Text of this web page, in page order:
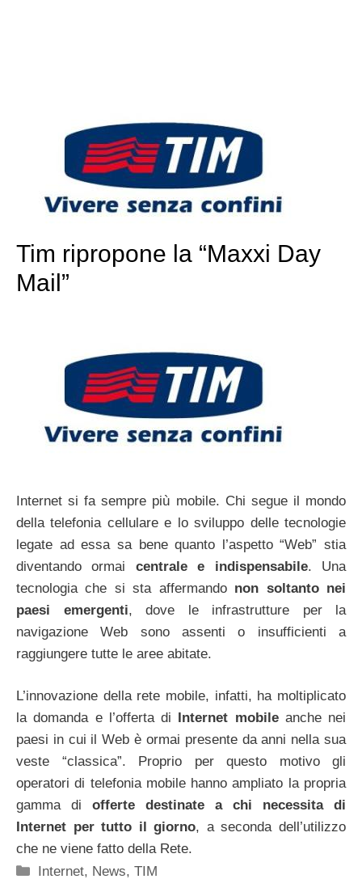
Tim ripropone la “Maxxi Day
Mail”
Internet si fa sempre più mobile. Chi segue il mondo
della telefonia cellulare e lo sviluppo delle tecnologie
legate ad essa sa bene quanto l’aspetto “Web” stia
diventando ormai centrale e indispensabile. Una
tecnologia che si sta affermando non soltanto nei
paesi emergenti, dove le infrastrutture per la
navigazione Web sono assenti o insufficienti a
raggiungere tutte le aree abitate.
L’innovazione della rete mobile, infatti, ha moltiplicato
la domanda e l’offerta di
Internet mobileanche nei
paesi in cui il Web è ormai presente da anni nella sua
veste “classica”. Proprio per questo motivo gli
operatori di telefonia mobile hanno ampliato la propria
gamma di offerte destinate a chi necessita di
Internet per tutto il giorno, a seconda dell’utilizzo
che ne viene fatto della Rete.
Categorie
Internet, News,TIM